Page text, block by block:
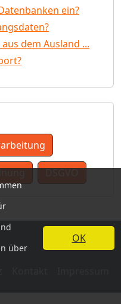
ein?
dem Ausland ...
über
OK